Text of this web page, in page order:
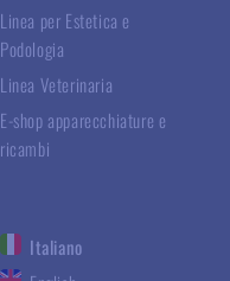
Linea per Estetica e
Podologia
Linea Veterinaria
E-shop apparecchiature e
ricambi
Italiano